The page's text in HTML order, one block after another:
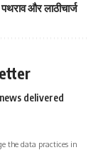
और लाठीचार्ज
delivered
the data practices in